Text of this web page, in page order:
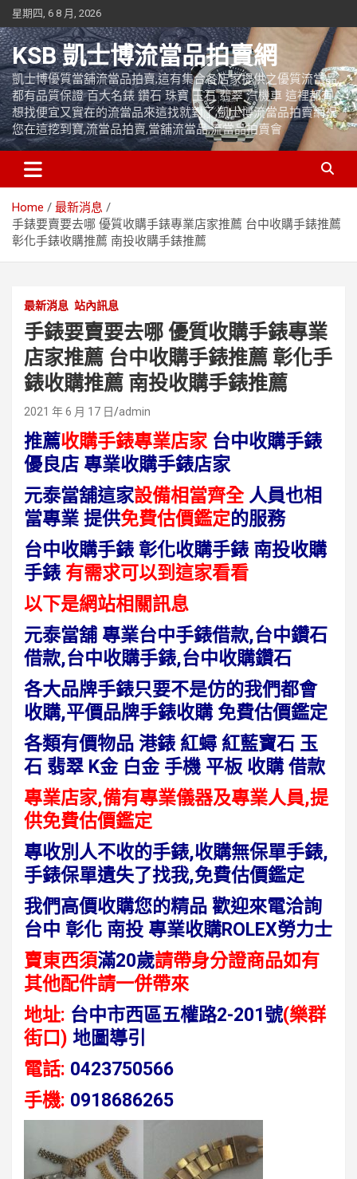
Skip
to
content
星期四, 6 8 月, 2026
KSB 凱士博流當品拍賣網
凱士博優質當舖流當品拍賣,這有集合各店家提供之優質流當品,
都有品質保證 百大名錶 鑽石 珠寶 玉石 翡翠 汽機車 這裡都有
想找便宜又實在的流當品來這找就對了,凱士博流當品拍賣網祝
您在這挖到寶,流當品拍賣,當舖流當品,流當品拍賣會
Home
最新消息
手錶要賣要去哪 優質收購手錶專業店家推薦 台中收購手錶推薦
彰化手錶收購推薦 南投收購手錶推薦
最新消息 站內訊息
手錶要賣要去哪 優質收購手錶專業
店家推薦 台中收購手錶推薦 彰化手
錶收購推薦 南投收購手錶推薦
2021 年 6 月 17 日 admin
推薦收購手錶專業店家台中收購手錶
優良店 專業收購手錶店家
元泰當舖這家設備相當齊全人員也相
當專業 提供免費估價鑑定的服務
台中收購手錶 彰化收購手錶 南投收購
手錶 有需求可以到這家看看
以下是網站相關訊息
元泰當舖 專業台中手錶借款,台中鑽石
借款,台中收購手錶,台中收購鑽石
各大品牌手錶只要不是仿的我們都會
收購,平價品牌手錶收購 免費估價鑑定
各類有價物品 港錶 紅蟳 紅藍寶石 玉
石 翡翠 K金 白金 手機 平板 收購 借款
專業店家,備有專業儀器及專業人員,提
供免費估價鑑定
專收別人不收的手錶,收購無保單手錶,
手錶保單遺失了找我,免費估價鑑定
我們高價收購您的精品 歡迎來電洽詢
台中 彰化 南投 專業收購ROLEX勞力士
賣東西須滿20歲請帶身分證商品如有
其他配件請一併帶來
地址: 台中市西區五權路2-201號(樂群
街口) 地圖導引
電話: 0423750566
手機: 0918686265